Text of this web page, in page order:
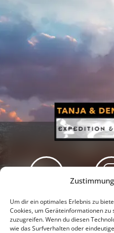
Um dir ein optimales Erlebnis zu
Cookies, um Geräteinformationen
zuzugreifen. Wenn du diesen
wie das Surfverhalten oder
Newsletter